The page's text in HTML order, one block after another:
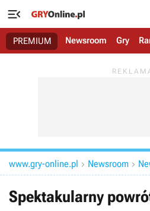

PREMIUM Newsroom Gry
www.gry-online.pl  Newsroom 
Spektakularny